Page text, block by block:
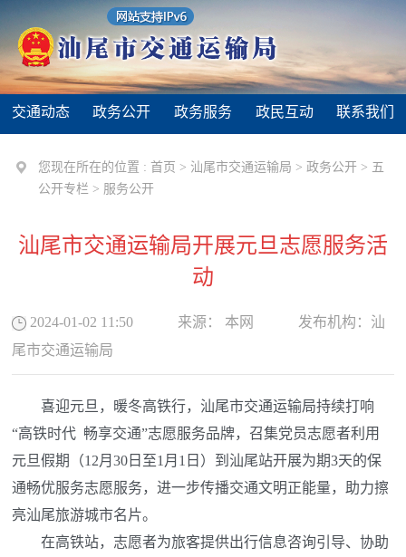
交通动态 政务公开 政务服务 政民互动 联系我们
您现在所在的位置 : 首页 > 汕尾市交通运输局 >政务公开 > 五
公开专栏 > 服务公开
汕尾市交通运输局开展元旦志愿服务活
动
2024-01-02 11:50 来源： 本网 发布机构： 汕
尾市交通运输局
喜迎元旦，暖冬高铁行，汕尾市交通运输局持续打响
“高铁时代 畅享交通”志愿服务品牌，召集党员志愿者利用
元旦假期（12月30日至1月1日）到汕尾站开展为期3天的保
通畅优服务志愿服务，进一步传播交通文明正能量，助力擦
亮汕尾旅游城市名片。
在高铁站，志愿者为旅客提供出行信息咨询引导、协助